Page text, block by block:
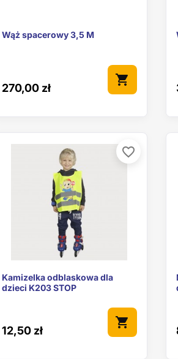
Szybki podgląd
Wąż spacerowy 3,5 M
270,00 zł
shopping_cart
Szybki podgląd
Kamizelka odblaskowa dla
dzieci K203 STOP
12,50 zł
shopping_cart
favorite_border